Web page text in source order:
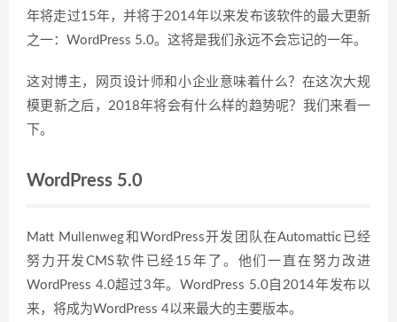
年将走过15年，并将于2014年以来发布该软件的最大更新
之一：WordPress 5.0。这将是我们永远不会忘记的一年。
这对博主，网页设计师和小企业意味着什么？在这次大规
模更新之后，2018年将会有什么样的趋势呢？我们来看一
下。
WordPress 5.0
Matt Mullenweg和WordPress开发团队在Automattic已经
努力开发CMS软件已经15年了。他们一直在努力改进
WordPress 4.0超过3年。WordPress 5.0自2014年发布以
来，将成为WordPress 4以来最大的主要版本。